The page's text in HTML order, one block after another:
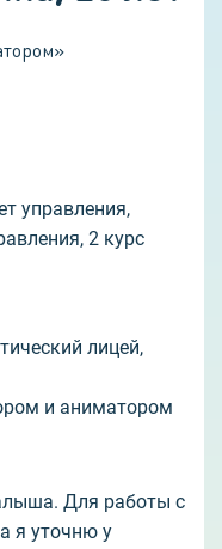
»
управления,
2 курс
лицей,
и аниматором
Для работы с
я уточню у